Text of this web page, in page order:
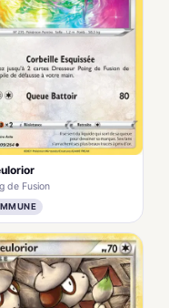
de Fusion